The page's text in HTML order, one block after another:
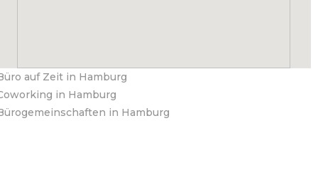
auf Zeit in Hamburg
in Hamburg
in Hamburg